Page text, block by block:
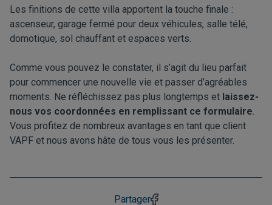
Les finitions de cette villa apportent la touche finale :
ascenseur, garage fermé pour deux véhicules, salle télé,
domotique, sol chauffant et espaces verts.
Comme vous pouvez le constater, il s’agit du lieu parfait
pour commencer une nouvelle vie et passer d’agréables
moments. Ne réfléchissez pas plus longtemps et laissez-
nous vos coordonnées en remplissant ce formulaire.
Vous profitez de nombreux avantages en tant que client
VAPF et nous avons hâte de tous vous les présenter.
Partager